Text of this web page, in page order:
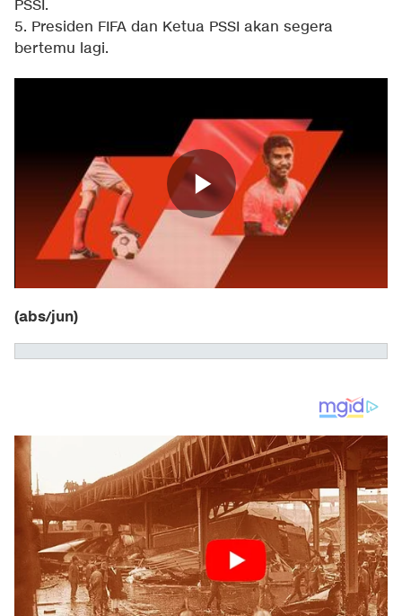
PSSI.
5. Presiden FIFA dan Ketua PSSI akan segera
bertemu lagi.
(abs/jun)